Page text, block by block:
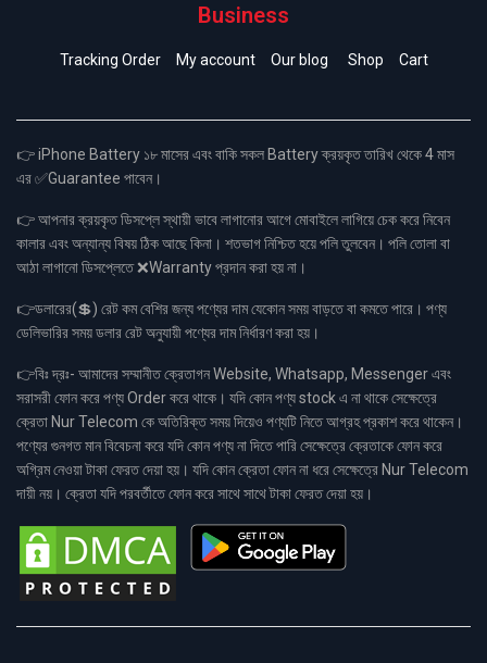
Business
Tracking Order My account Our blog Shop Cart
👉 iPhone Battery ১৮ মাসের এবং বাকি সকল Battery ক্রয়কৃত তারিখ থেকে 4 মাস
এর ✅Guarantee পাবেন।
👉 আপনার ক্রয়কৃত ডিসপ্লে স্থায়ী ভাবে লাগানোর আগে মোবাইলে লাগিয়ে চেক করে নিবেন
কালার এবং অন্যান্য বিষয় ঠিক আছে কিনা। শতভাগ নিশ্চিত হয়ে পলি তুলবেন। পলি তোলা বা
আঠা লাগানো ডিসপ্লেতে ❌Warranty প্রদান করা হয় না।
👉ডলারের(💲) রেট কম বেশির জন্য পণ্যের দাম যেকোন সময় বাড়তে বা কমতে পারে। পণ্য
ডেলিভারির সময় ডলার রেট অনুযায়ী পণ্যের দাম নির্ধারণ করা হয়।
👉বিঃ দ্রঃ- আমাদের সম্মানীত ক্রেতাগন Website, Whatsapp, Messenger এবং
সরাসরী ফোন করে পণ্য Order করে থাকে। যদি কোন পণ্য stock এ না থাকে সেক্ষেত্রে
ক্রেতা Nur Telecom কে অতিরিক্ত সময় দিয়েও পণ্যটি নিতে আগ্রহ প্রকাশ করে থাকেন।
পণ্যের গুনগত মান বিবেচনা করে যদি কোন পণ্য না দিতে পারি সেক্ষেত্রে ক্রেতাকে ফোন করে
অগ্রিম নেওয়া টাকা ফেরত দেয়া হয়। যদি কোন ক্রেতা ফোন না ধরে সেক্ষেত্রে Nur Telecom
দায়ী নয়। ক্রেতা যদি পরবর্তীতে ফোন করে সাথে সাথে টাকা ফেরত দেয়া হয়।